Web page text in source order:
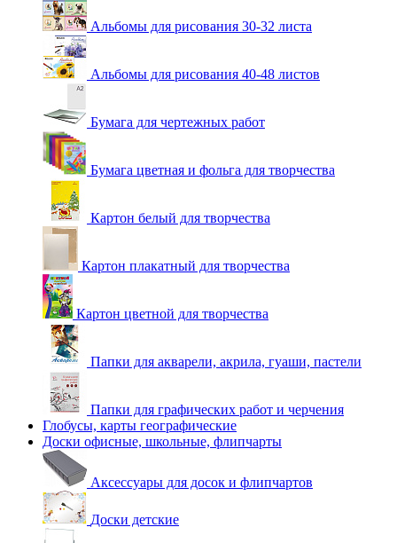
Альбомы для рисования 30-32 листа
Альбомы для рисования 40-48 листов
Бумага для чертежных работ
Бумага цветная и фольга для творчества
Картон белый для творчества
Картон плакатный для творчества
Картон цветной для творчества
Папки для акварели, акрила, гуаши, пастели
Папки для графических работ и черчения
Глобусы, карты географические
Доски офисные, школьные, флипчарты
Аксессуары для досок и флипчартов
Доски детские